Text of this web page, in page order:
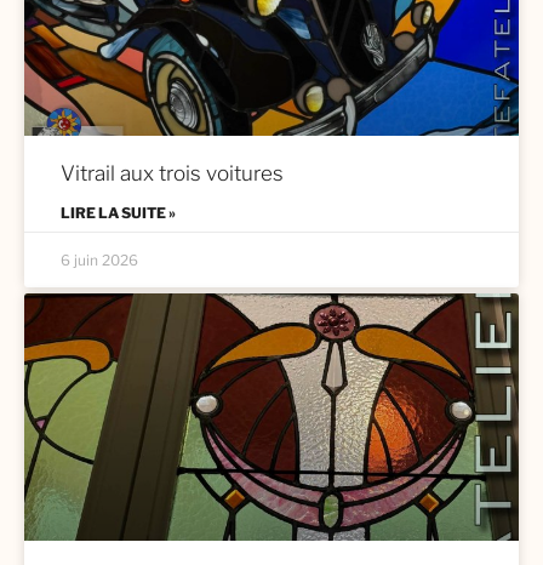
Vitrail aux trois voitures
LIRE LA SUITE »
6 juin 2026